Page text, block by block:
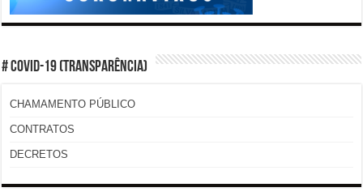
# COVID-19 (TRANSPARÊNCIA)
CHAMAMENTO PÚBLICO
CONTRATOS
DECRETOS